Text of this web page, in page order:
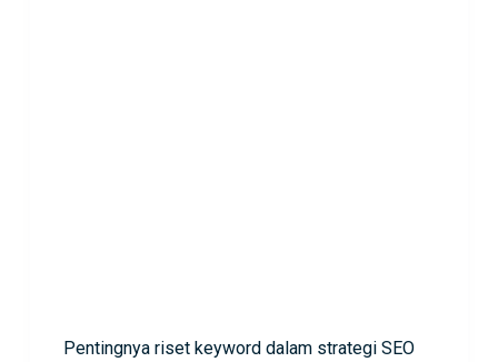
Pentingnya riset keyword dalam strategi SEO